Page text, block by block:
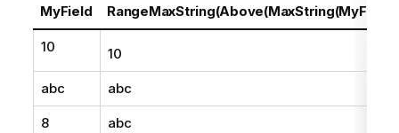
s
u
g
r
MyField
10 10
abc abc
8 abc